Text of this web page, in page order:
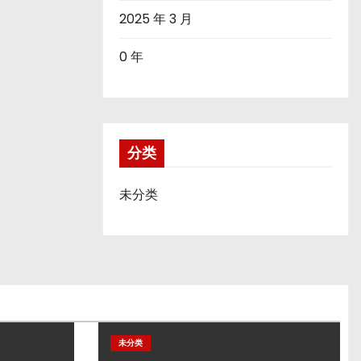
2025 年 3 月
0 年
分类
未分类
未分类